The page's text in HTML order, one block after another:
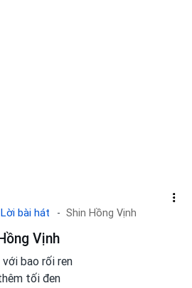
Lời bài hát Shin Hồng Vịnh
Vịnh
bao rối ren
tối đen